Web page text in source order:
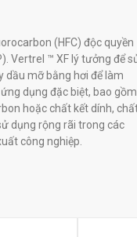
(HFC) độc quyền
Vertrel ™ XF lý tưởng để
dầu mỡ bằng hơi để làm
dụng đặc biệt, bao gồm
hoặc chất kết dính,
dụng rộng rãi trong các
công nghiệp.